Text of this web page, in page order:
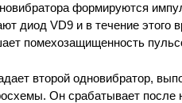
формируются
диод VD9 и в течение этого
помехозащищенность
второй одновибратор,
Он срабатывает после